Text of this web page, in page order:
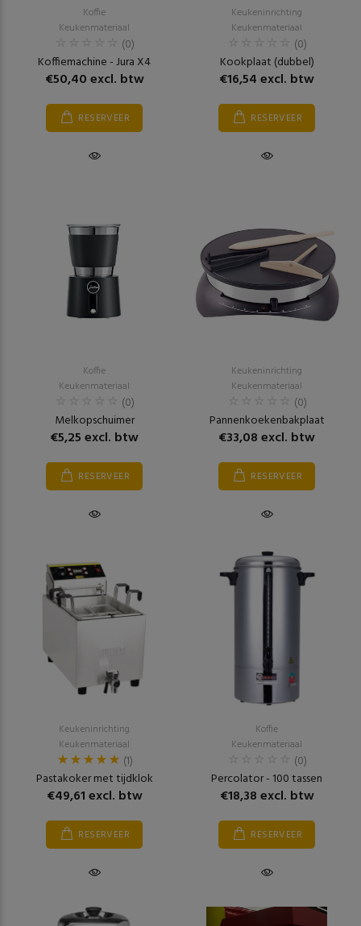
Koffie
Keukenmateriaal
(0)
Koffiemachine - Jura X4
€50,40 excl. btw
RESERVEER
Keukeninrichting
Keukenmateriaal
(0)
Kookplaat (dubbel)
€16,54 excl. btw
RESERVEER
Koffie
Keukenmateriaal
(0)
Melkopschuimer
€5,25 excl. btw
RESERVEER
Keukeninrichting
Keukenmateriaal
(0)
Pannenkoekenbakplaat
€33,08 excl. btw
RESERVEER
Keukeninrichting
Keukenmateriaal
(1)
Pastakoker met tijdklok
€49,61 excl. btw
RESERVEER
Koffie
Keukenmateriaal
(0)
Percolator - 100 tassen
€18,38 excl. btw
RESERVEER